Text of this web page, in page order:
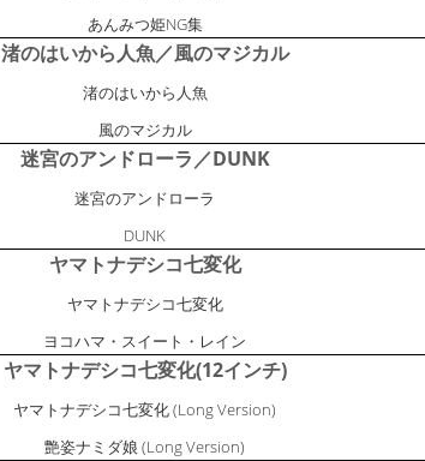
あんみつ姫NG集
渚のはいから人魚／風のマジカル
渚のはいから人魚
風のマジカル
迷宮のアンドローラ／DUNK
迷宮のアンドローラ
DUNK
ヤマトナデシコ七変化
ヤマトナデシコ七変化
ヨコハマ・スイート・レイン
ヤマトナデシコ七変化(12インチ)
ヤマトナデシコ七変化 (Long Version)
艶姿ナミダ娘 (Long Version)